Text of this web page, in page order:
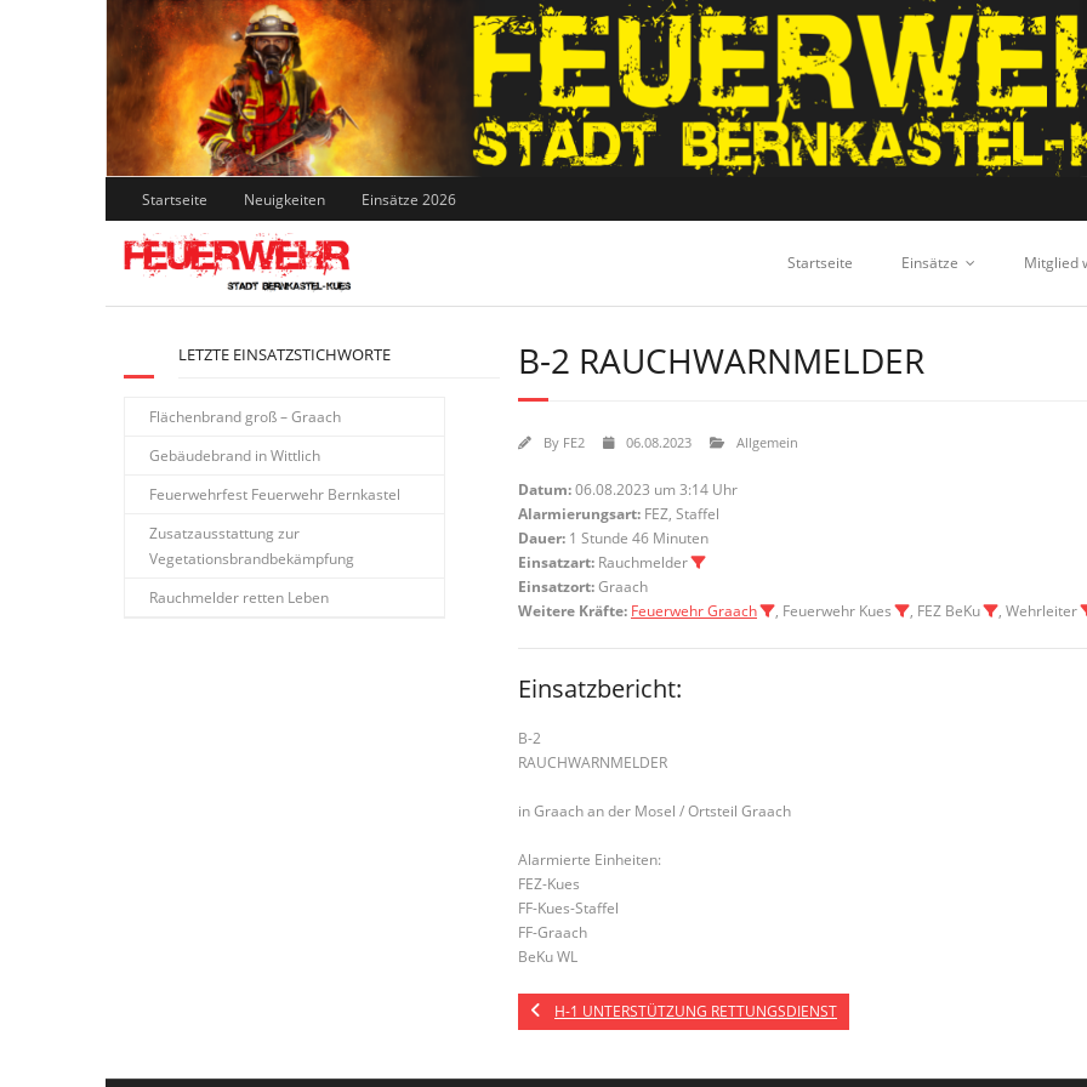
Skip
to
content
Startseite Neuigkeiten Einsätze 2026
Startseite Einsätze Mitglied
B-2 RAUCHWARNMELDER
By FE2 06.08.2023 Allgemein
Datum:06.08.2023 um 3:14 Uhr
Alarmierungsart: FEZ, Staffel
Dauer: 1 Stunde 46 Minuten
Einsatzart: Rauchmelder
Einsatzort:Graach
Weitere Kräfte: Feuerwehr Graach , Feuerwehr Kues , FEZ BeKu , Wehrleiter
Einsatzbericht:
B-2
RAUCHWARNMELDER
in Graach an der Mosel / Ortsteil Graach
Alarmierte Einheiten:
FEZ-Kues
FF-Kues-Staffel
FF-Graach
BeKu WL
H-1 UNTERSTÜTZUNG RETTUNGSDIENST
LETZTE EINSATZSTICHWORTE
Flächenbrand groß – Graach
Gebäudebrand in Wittlich
Feuerwehrfest Feuerwehr Bernkastel
Zusatzausstattung zur
Vegetationsbrandbekämpfung
Rauchmelder retten Leben